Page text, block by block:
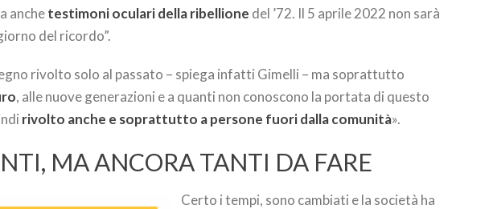
anchetestimoni oculari della ribellione del ’72. Il 5 aprile 2022 non sarà
del ricordo”.
rivolto solo al passato – spiega infatti Gimelli – ma soprattutto
, alle nuove generazioni e a quanti non conoscono la portata di questo
rivolto anche e soprattutto a persone fuori dalla comunità».
MA ANCORA TANTI DA FARE
Certo i tempi, sono cambiati e la società ha